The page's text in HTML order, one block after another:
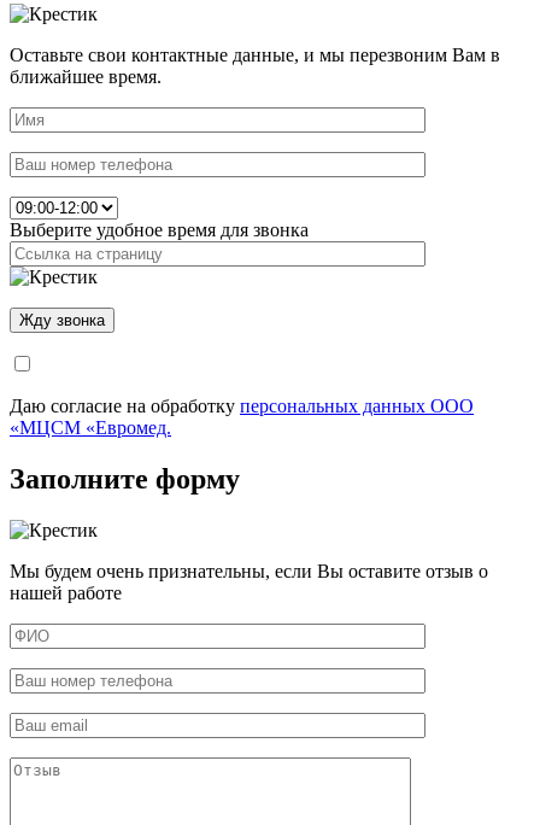
Оставьте свои контактные данные, и мы перезвоним Вам в
ближайшее время.
Выберите удобное время для звонка
Даю согласие на обработку персональных данных ООО
«МЦСМ «Евромед.
Заполните форму
Мы будем очень признательны, если Вы оставите отзыв о
нашей работе